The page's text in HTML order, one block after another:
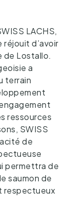
LACHS,
réjouit d’avoir
de Lostallo.
a
terrain
ressources
SWISS
de
permettra de
saumon de
respectueux